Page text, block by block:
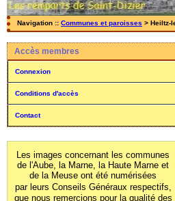
Navigation :: Communes et paroisses > Heiltz-
Accès membres
Connexion
Conditions d'accès
Contact
Les images concernant les communes
de l'Aube, la Marne, la Haute Marne et
de la Meuse ont été numérisées
par leurs Conseils Généraux respectifs,
que nous remercions pour la qualité des